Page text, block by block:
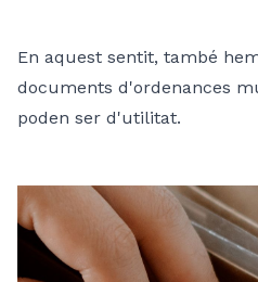
En aquest sentit, també
documents d'ordenances
poden ser d'utilitat.